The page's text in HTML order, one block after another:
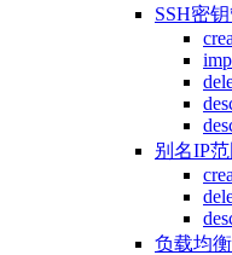
SSH密
别名IP
负载均